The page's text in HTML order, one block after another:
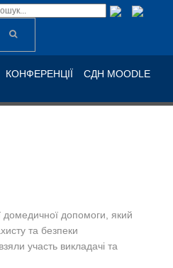
КОНФЕРЕНЦІЇ СДН MOODLE
домедичної допомоги, який
та безпеки
участь викладачі та